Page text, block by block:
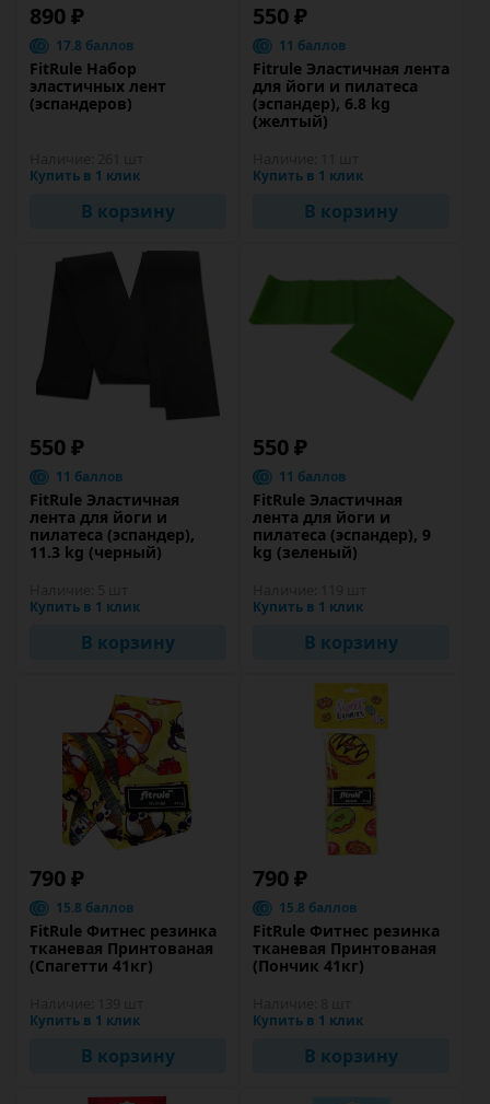
890 ₽
17.8 баллов
FitRule Набор
эластичных лент
(эспандеров)
Купить в 1 клик
В корзину
550 ₽
11 баллов
Fitrule Эластичная лента
для йоги и пилатеса
(эспандер), 6.8 kg
(желтый)
Купить в 1 клик
В корзину
550 ₽
11 баллов
FitRule Эластичная
лента для йоги и
пилатеса (эспандер),
11.3 kg (черный)
Купить в 1 клик
В корзину
550 ₽
11 баллов
FitRule Эластичная
лента для йоги и
пилатеса (эспандер), 9
kg (зеленый)
Купить в 1 клик
В корзину
790 ₽
15.8 баллов
FitRule Фитнес резинка
тканевая Принтованая
(Спагетти 41кг)
Купить в 1 клик
В корзину
790 ₽
15.8 баллов
FitRule Фитнес резинка
тканевая Принтованая
(Пончик 41кг)
Купить в 1 клик
В корзину